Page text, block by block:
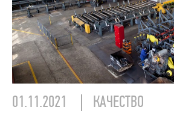
01.11.2021 КАЧЕСТВО